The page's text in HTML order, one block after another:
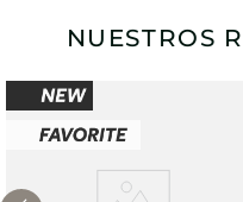
NUESTROS